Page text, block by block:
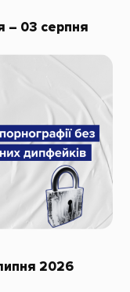
– 03 серпня
2026